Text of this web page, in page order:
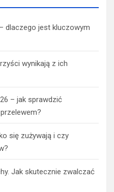
dlaczego jest kluczowym
wynikają z ich
– jak sprawdzić
się zużywają i czy
Jak skutecznie zwalczać